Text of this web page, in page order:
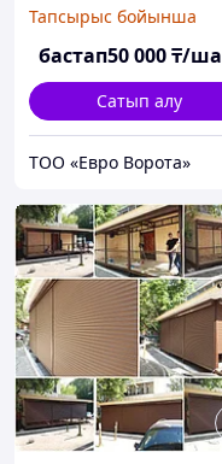
Тапсырыс бойынша
бастап50 000₸/шаршы м
Сатып алу
ТОО «Евро Ворота»